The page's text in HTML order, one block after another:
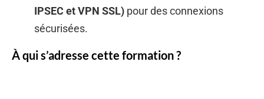
IPSEC et VPN SSL) pour des connexions
sécurisées.
À qui s’adresse cette formation ?